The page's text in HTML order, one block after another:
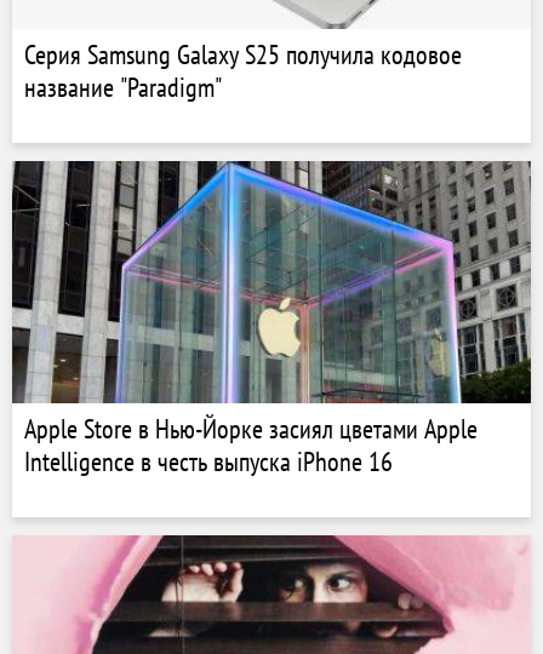
Серия Samsung Galaxy S25 получила кодовое
название "Paradigm"
Apple Store в Нью-Йорке засиял цветами Apple
Intelligence в честь выпуска iPhone 16